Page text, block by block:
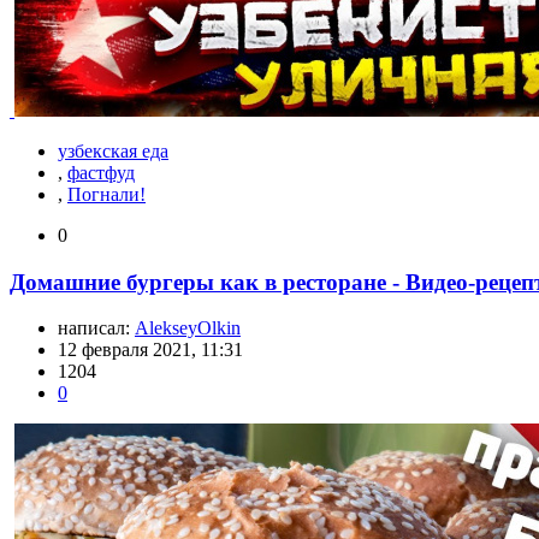
узбекская еда
, фастфуд
, Погнали!
0
Домашние бургеры как в ресторане - Видео-
написал: AlekseyOlkin
12 февраля 2021, 11:31
1204
0